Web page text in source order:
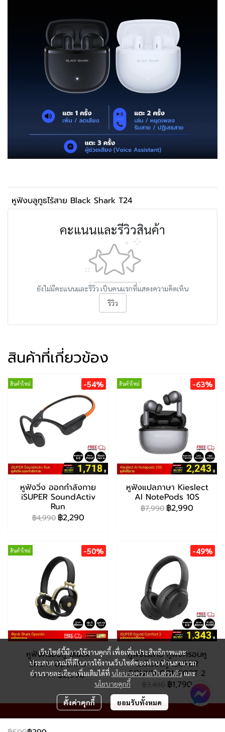
หูฟังบลูทูธไร้สาย Black Shark T24
คะแนนและรีวิวสินค้า
ยังไม่มีคะแนนและรีวิว เป็นคนแรกที่แสดงความคิดเห็น
รีวิว
สินค้าที่เกี่ยวข้อง
สินค้าใหม่ -54%
หูฟังวิ่ง ออกกำลังกาย
iSUPER SoundActiv
Run
฿4,990 ฿2,290
สินค้าใหม่ -63%
หูฟังแปลภาษา Kieslect
AI NotePods 10S
฿7,990 ฿2,990
สินค้าใหม่ -50%
หูฟังครอบหู Black
Shark OpenAir
฿5,990฿2,990
-49%
หูฟังไร้สาย หูฟังครอบหู
ไดร์เวอร์คู่ iSUPER
SOUND COMFORT 2
฿3,490 ฿1,790
เว็บไซต์นี้มีการใช้งานคุกกี้ เพื่อเพิ่มประสิทธิภาพและ
ประสบการณ์ที่ดีในการใช้งานเว็บไซต์ของท่าน ท่านสามารถ
อ่านรายละเอียดเพิ่มเติมได้ที่ นโยบายความเป็นส่วนตัวและ
นโยบายคุกกี้
ตั้งค่าคุกกี้ ยอมรับทั้งหมด